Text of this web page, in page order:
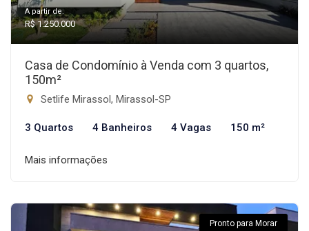
A partir de:
R$ 1.250.000
Casa de Condomínio à Venda com 3 quartos,
150m²
Setlife Mirassol, Mirassol-SP
3 Quartos 4 Banheiros 4 Vagas 150 m²
Mais informações
Pronto para Morar